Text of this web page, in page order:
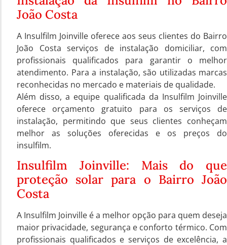
João Costa
A Insulfilm Joinville oferece aos seus clientes do Bairro
João Costa serviços de instalação domiciliar, com
profissionais qualificados para garantir o melhor
atendimento. Para a instalação, são utilizadas marcas
reconhecidas no mercado e materiais de qualidade.
Além disso, a equipe qualificada da Insulfilm Joinville
oferece orçamento gratuito para os serviços de
instalação, permitindo que seus clientes conheçam
melhor as soluções oferecidas e os preços do
insulfilm.
Insulfilm Joinville: Mais do que
proteção solar para o Bairro João
Costa
A Insulfilm Joinville é a melhor opção para quem deseja
maior privacidade, segurança e conforto térmico. Com
profissionais qualificados e serviços de excelência, a